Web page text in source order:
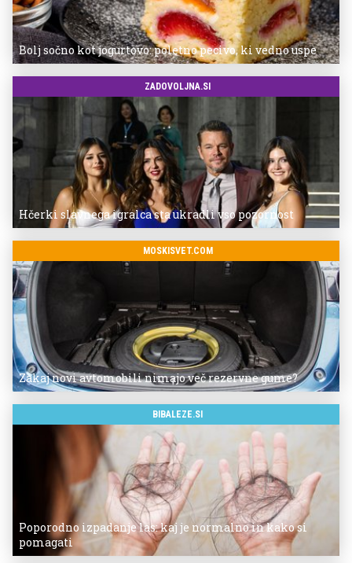
Bolj sočno kot jogurtovo: poletno pecivo, ki vedno uspe
ZADOVOLJNA.SI
Hčerki slavnega igralca sta ukradli vso pozornost
MOSKISVET.COM
Zakaj novi avtomobili nimajo več rezervne gume?
BIBALEZE.SI
Poporodno izpadanje las: kaj je normalno in kako si
pomagati